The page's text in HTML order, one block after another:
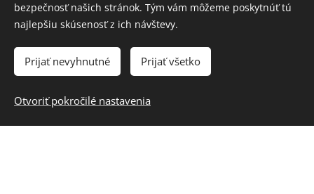
bezpečnosť našich stránok. Tým vám môžeme poskytnúť tú
najlepšiu skúsenosť z ich návštevy.
Prijať nevyhnutné Prijať všetko
Otvoriť pokročilé nastavenia